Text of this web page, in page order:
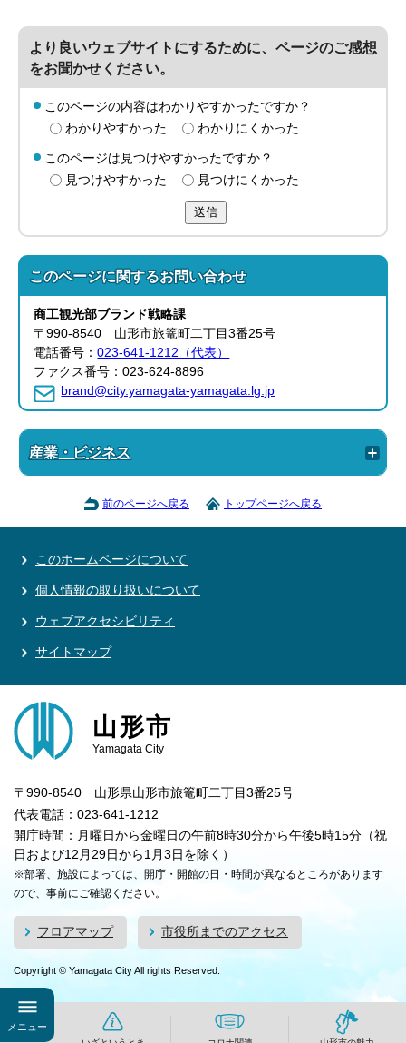
より良いウェブサイトにするために、ページのご感想
をお聞かせください。
このページの内容はわかりやすかったですか？
わかりやすかった
わかりにくかった
このページは見つけやすかったですか？
見つけやすかった
見つけにくかった
送信
このページに関するお問い合わせ
商工観光部ブランド戦略課
〒990-8540 山形市旅篭町二丁目3番25号
電話番号：023-641-1212（代表）
ファクス番号：023-624-8896
brand@city.yamagata-yamagata.lg.jp
産業・ビジネス
前のページへ戻る トップページへ戻る
メニュー
このホームページについて
個人情報の取り扱いについて
ウェブアクセシビリティ
サイトマップ
山形市
Yamagata City
〒990-8540 山形県山形市旅篭町二丁目3番25号
代表電話：023-641-1212
開庁時間：月曜日から金曜日の午前8時30分から午後5時15分（祝
日および12月29日から1月3日を除く）
※部署、施設によっては、開庁・開館の日・時間が異なるところがあります
ので、事前にご確認ください。
フロアマップ 市役所までのアクセス
Copyright © Yamagata City All rights Reserved.